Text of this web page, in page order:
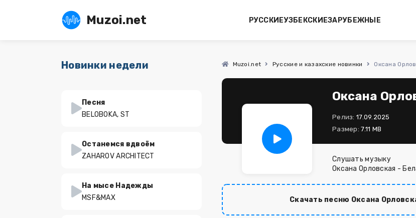
Muzoi.net РУССКИЕУЗБЕКСКИЕЗАРУБЕЖНЫЕ
Muzoi.net Русские и казахские новинки Оксана
Оксана
Релиз: 17.09.2025
Размер: 7.11 MB
Слушать музыку
Оксана Орловская -
Скачать песню Оксана
Новинки недели
Песня
BELOBOKA, ST
Останемся вдвоём
ZAHAROV ARCHITECT
На мысе Надежды
MSF&MAX